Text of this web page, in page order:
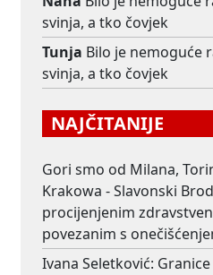
svinja, a tko čovjek
Tunja Bilo je nemoguće
svinja, a tko čovjek
NAJČITANIJE
Gori smo od Milana,
Krakowa - Slavonski
procijenjenim
povezanim s
Ivana Seletković: